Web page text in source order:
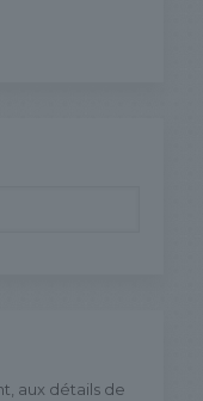
aux détails de